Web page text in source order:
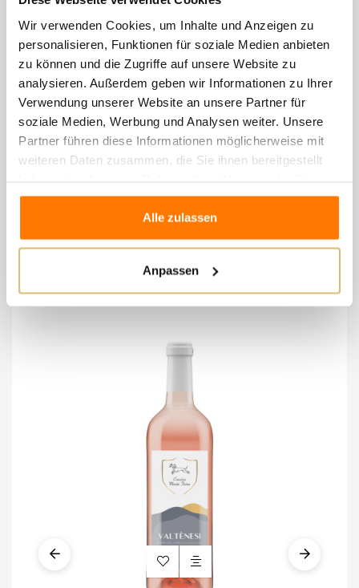
Wir verwenden Cookies, um Inhalte und Anzeigen zu
personalisieren, Funktionen für soziale Medien anbieten
zu können und die Zugriffe auf unsere Website zu
analysieren. Außerdem geben wir Informationen zu Ihrer
Verwendung unserer Website an unsere Partner für
soziale Medien, Werbung und Analysen weiter. Unsere
Partner führen diese Informationen möglicherweise mit
weiteren Daten zusammen, die Sie ihnen bereitgestellt
gesammelt haben.
Alle zulassen
Anpassen
Noten.
Geschmack:Perfekte geschmackliche und
olfaktorische Übereinstimmung.
Umhüllende Struktur, weitreichend und komplex mit
einer originellen Salzigkeit und Persistenz. Knackige
Frische, die zum Trinken anregt.
Langlebigkeit: 8-10 Jahre.
8 andere Artikel in der
gleichen Kategorie: